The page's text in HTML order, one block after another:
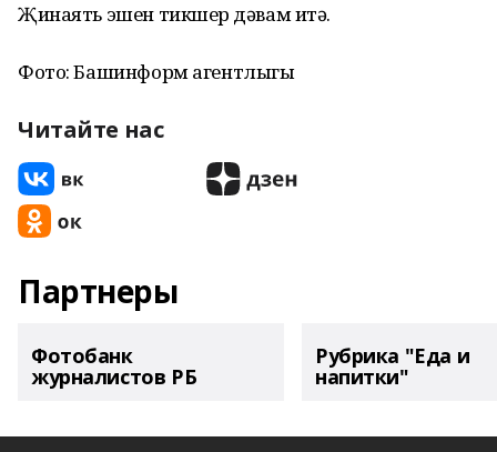
Җинаять эшен тикшерү дәвам итә.
Фото: Башинформ агентлыгы
Читайте нас
Партнеры
Фотобанк
журналистов РБ
Рубрика "Еда и
напитки"